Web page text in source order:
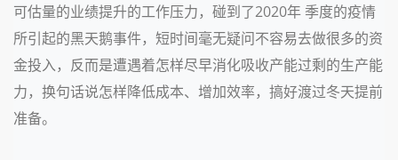
可估量的业绩提升的工作压力，碰到了2020年 季度的疫情
所引起的黑天鹅事件，短时间毫无疑问不容易去做很多的资
金投入，反而是遭遇着怎样尽早消化吸收产能过剩的生产能
力，换句话说怎样降低成本、增加效率，搞好渡过冬天提前
准备。